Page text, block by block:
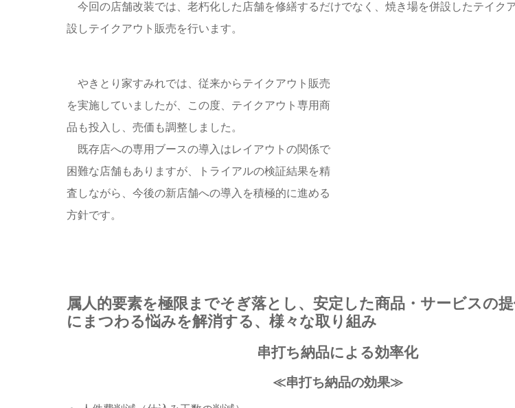
今回の店舗改装では、老朽化した店舗を修繕するだけでなく、焼き場を併設したテイク
設しテイクアウト販売を行います。
やきとり家すみれでは、従来からテイクアウト販売
を実施していましたが、この度、テイクアウト専用商
品も投入し、売価も調整しました。
既存店への専用ブースの導入はレイアウトの関係で
困難な店舗もありますが、トライアルの検証結果を精
査しながら、今後の新店舗への導入を積極的に進める
方針です。
属人的要素を極限までそぎ落とし、安定した商品・サービスの提
にまつわる悩みを解消する、様々な取り組み
串打ち納品による効率化
≪串打ち納品の効果≫